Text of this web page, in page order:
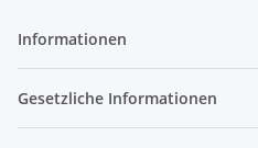
Informationen
Gesetzliche Informationen